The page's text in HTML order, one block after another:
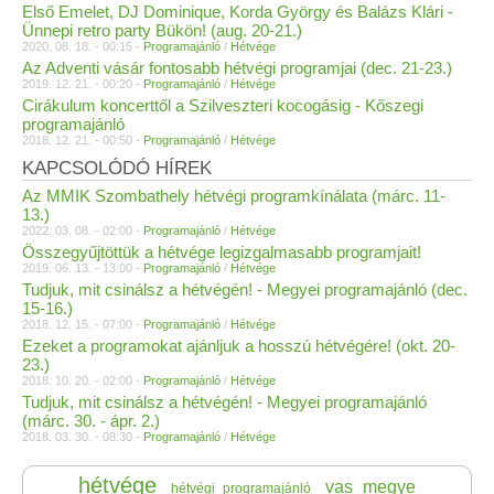
Első Emelet, DJ Dominique, Korda György és Balázs Klári -
Ünnepi retro party Bükön! (aug. 20-21.)
2020. 08. 18. - 00:15 - Programajánló / Hétvége
Az Adventi vásár fontosabb hétvégi programjai (dec. 21-23.)
2019. 12. 21. - 00:20 - Programajánló / Hétvége
Cirákulum koncerttől a Szilveszteri kocogásig - Kőszegi
programajánló
2018. 12. 21. - 00:50 - Programajánló / Hétvége
KAPCSOLÓDÓ HÍREK
Az MMIK Szombathely hétvégi programkínálata (márc. 11-
13.)
2022. 03. 08. - 02:00 - Programajánló / Hétvége
Összegyűjtöttük a hétvége legizgalmasabb programjait!
2019. 06. 13. - 13:00 - Programajánló / Hétvége
Tudjuk, mit csinálsz a hétvégén! - Megyei programajánló (dec.
15-16.)
2018. 12. 15. - 07:00 - Programajánló / Hétvége
Ezeket a programokat ajánljuk a hosszú hétvégére! (okt. 20-
23.)
2018. 10. 20. - 02:00 - Programajánló / Hétvége
Tudjuk, mit csinálsz a hétvégén! - Megyei programajánló
(márc. 30. - ápr. 2.)
2018. 03. 30. - 08:30 - Programajánló / Hétvége
hétvége hétvégi_programajánló vas_megye